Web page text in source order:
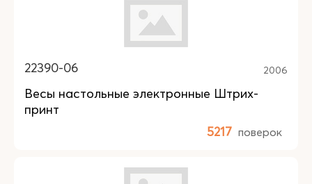
22390-06 2006
Весы настольные электронные Штрих-
принт
5217 поверок